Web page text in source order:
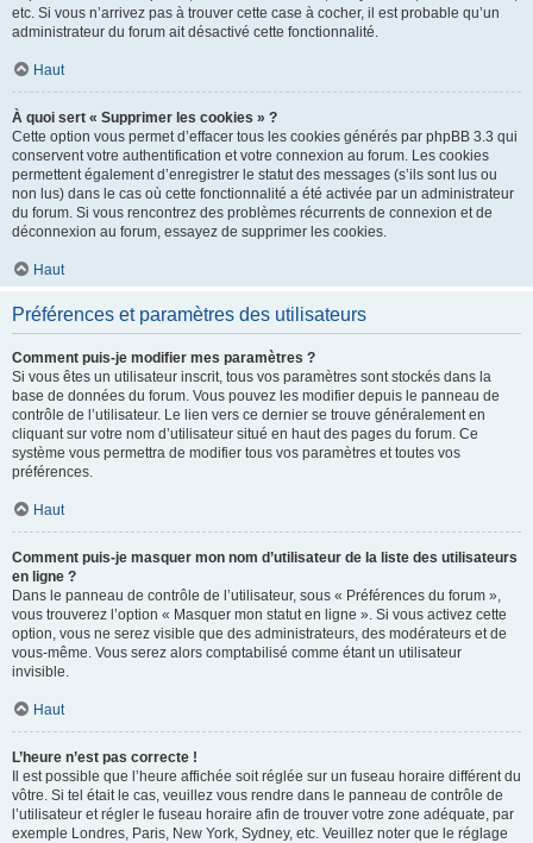
etc. Si vous n’arrivez pas à trouver cette case à cocher, il est probable qu’un
administrateur du forum ait désactivé cette fonctionnalité.
Haut
À quoi sert « Supprimer les cookies » ?
Cette option vous permet d’effacer tous les cookies générés par phpBB 3.3 qui
conservent votre authentification et votre connexion au forum. Les cookies
permettent également d’enregistrer le statut des messages (s’ils sont lus ou
non lus) dans le cas où cette fonctionnalité a été activée par un administrateur
du forum. Si vous rencontrez des problèmes récurrents de connexion et de
déconnexion au forum, essayez de supprimer les cookies.
Haut
Préférences et paramètres des utilisateurs
Comment puis-je modifier mes paramètres ?
Si vous êtes un utilisateur inscrit, tous vos paramètres sont stockés dans la
base de données du forum. Vous pouvez les modifier depuis le panneau de
contrôle de l’utilisateur. Le lien vers ce dernier se trouve généralement en
cliquant sur votre nom d’utilisateur situé en haut des pages du forum. Ce
système vous permettra de modifier tous vos paramètres et toutes vos
préférences.
Haut
Comment puis-je masquer mon nom d’utilisateur de la liste des utilisateurs
en ligne ?
Dans le panneau de contrôle de l’utilisateur, sous « Préférences du forum »,
vous trouverez l’option « Masquer mon statut en ligne ». Si vous activez cette
option, vous ne serez visible que des administrateurs, des modérateurs et de
vous-même. Vous serez alors comptabilisé comme étant un utilisateur
invisible.
Haut
L’heure n’est pas correcte !
Il est possible que l’heure affichée soit réglée sur un fuseau horaire différent du
vôtre. Si tel était le cas, veuillez vous rendre dans le panneau de contrôle de
l’utilisateur et régler le fuseau horaire afin de trouver votre zone adéquate, par
exemple Londres, Paris, New York, Sydney, etc. Veuillez noter que le réglage